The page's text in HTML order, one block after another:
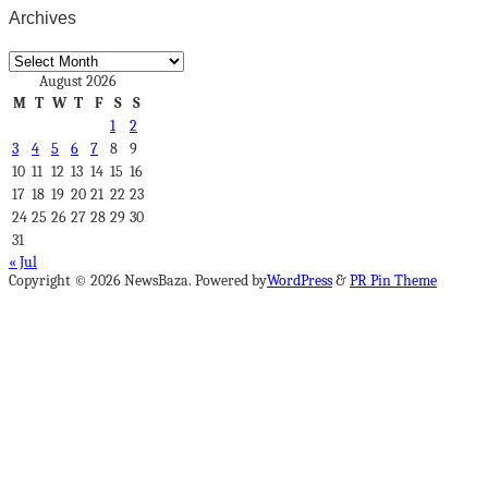
Archives
Archives
August 2026
M T W T F S
S
1
2
3
4 5 6 7 8
9
10 11 12 13 14 15 16
17 18 19 20 21 22 23
24 25 26 27 28 29 30
31
« Jul
Copyright © 2026 NewsBaza. Powered byWordPress&PR Pin Theme